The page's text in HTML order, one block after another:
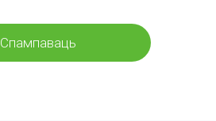
Спампаваць